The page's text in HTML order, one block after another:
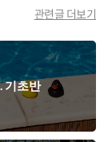
관련글 더보기
기초반